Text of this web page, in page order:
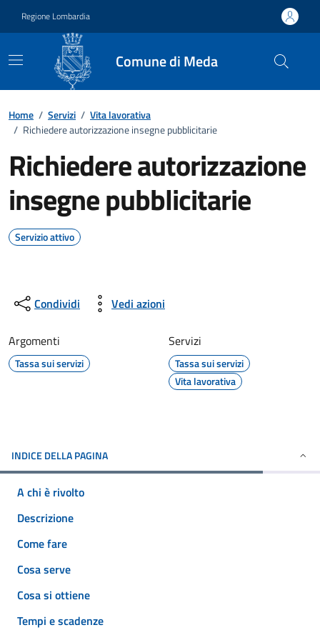
Regione Lombardia
Comune di Meda
Home / Servizi / Vita lavorativa
/ Richiedere autorizzazione insegne pubblicitarie
Richiedere autorizzazione
insegne pubblicitarie
Servizio attivo
Condividi Vedi azioni
Argomenti
Tassa sui servizi
Servizi
Tassa sui servizi
Vita lavorativa
INDICE DELLA PAGINA
A chi è rivolto
Descrizione
Come fare
Cosa serve
Cosa si ottiene
Tempi e scadenze